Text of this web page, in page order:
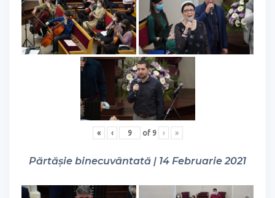
« ‹ of 9 › »
Părtășie binecuvântată | 14 Februarie 2021